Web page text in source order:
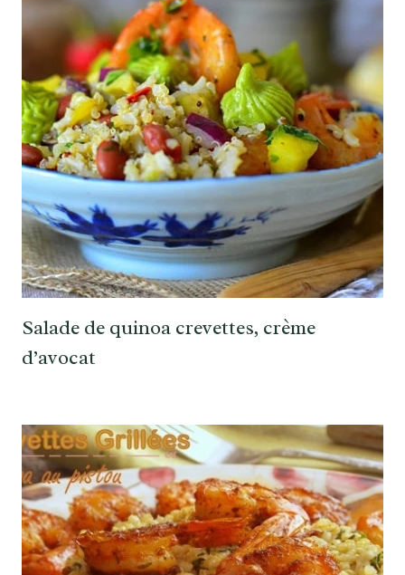
Salade de quinoa crevettes, crème
d’avocat